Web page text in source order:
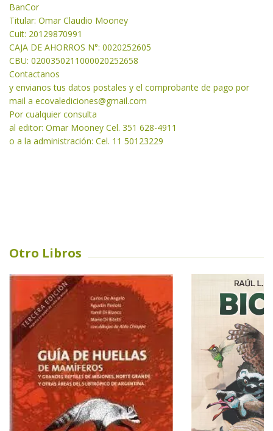
BanCor
Titular: Omar Claudio Mooney
Cuit: 20129870991
CAJA DE AHORROS N°: 0020252605
CBU: 0200350211000020252658
Contactanos
y envianos tus datos postales y el comprobante de pago por
mail a ecovalediciones@gmail.com
Por cualquier consulta
al editor: Omar Mooney Cel. 351 628-4911
o a la administración: Cel. 11 50123229
Otro Libros